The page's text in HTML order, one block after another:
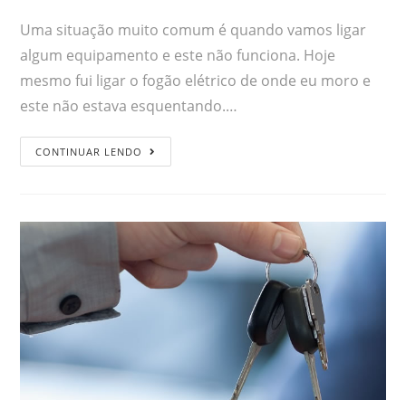
Uma situação muito comum é quando vamos ligar
algum equipamento e este não funciona. Hoje
mesmo fui ligar o fogão elétrico de onde eu moro e
este não estava esquentando.…
CONTINUAR LENDO